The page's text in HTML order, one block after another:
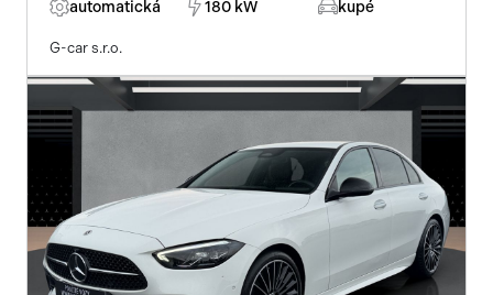
automatická 180 kW kupé
G-car s.r.o.